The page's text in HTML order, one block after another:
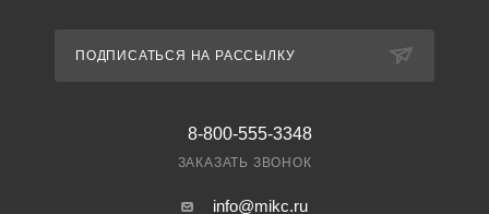
ПОДПИСАТЬСЯ НА РАССЫЛКУ
8-800-555-3348
ЗАКАЗАТЬ ЗВОНОК
info@mikc.ru